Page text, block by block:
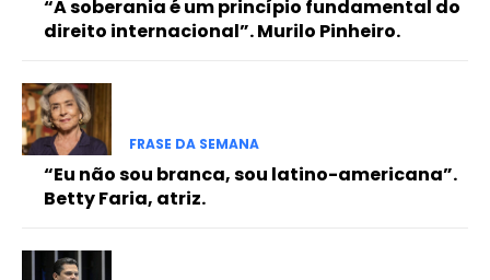
“A soberania é um princípio fundamental do
direito internacional”. Murilo Pinheiro.
FRASE DA SEMANA
“Eu não sou branca, sou latino-americana”.
Betty Faria, atriz.